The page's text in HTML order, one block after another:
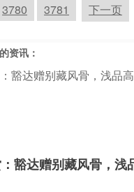
3780
3781 下一页
的资讯：
豁达赠别藏风骨，浅